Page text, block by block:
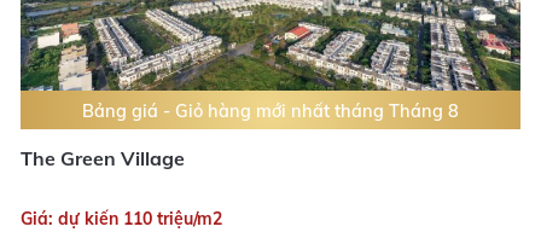
Bảng giá - Giỏ hàng mới nhất tháng Tháng 8
The Green Village
Giá: dự kiến 110 triệu/m2